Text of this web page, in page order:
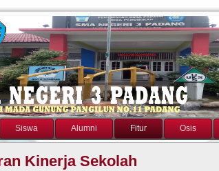
Siswa Alumni Fitur Osis
Kinerja Sekolah